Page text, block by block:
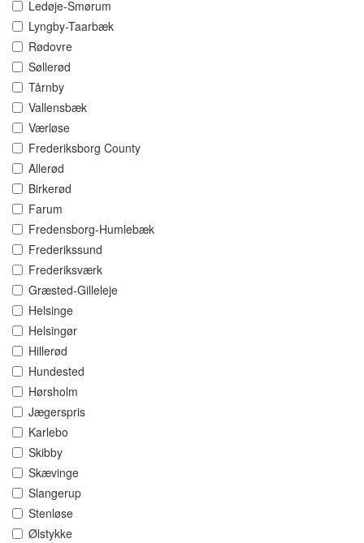
Ledøje-Smørum
Lyngby-Taarbæk
Rødovre
Søllerød
Tårnby
Vallensbæk
Værløse
Frederiksborg County
Allerød
Birkerød
Farum
Fredensborg-Humlebæk
Frederikssund
Frederiksværk
Græsted-Gilleleje
Helsinge
Helsingør
Hillerød
Hundested
Hørsholm
Jægerspris
Karlebo
Skibby
Skævinge
Slangerup
Stenløse
Ølstykke